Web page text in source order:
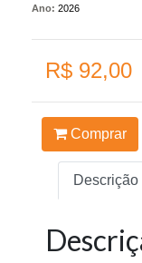
Ano: 2026
R$ 92,00
Comprar
Descrição